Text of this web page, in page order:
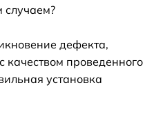
случаем?
дефекта,
качеством проведенного
установка